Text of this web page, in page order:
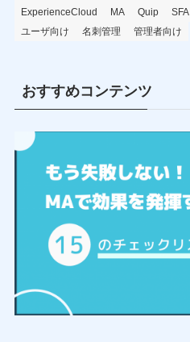
ExperienceCloud
MA Quip SFA
ユーザ向け
名刺管理 管理者向け
おすすめコンテンツ